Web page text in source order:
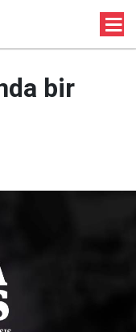
bir